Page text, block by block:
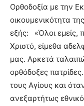
Ορθοδοξία με την
οικουμενικότητα
εξής: «Όλοι εμείς,
Χριστό, είμεθα
μας. Αρκετά
ορθόδοξες
τους Αγίους και
ανεξαρτήτως